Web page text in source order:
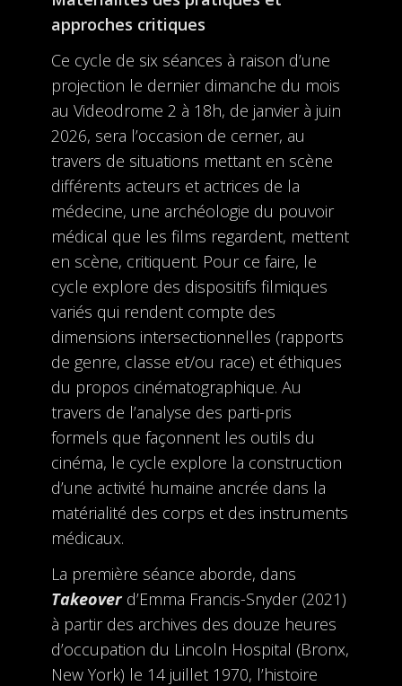
approches critiques
Ce cycle de six séances à raison d’une
projection le dernier dimanche du mois
au Videodrome 2 à 18h, de janvier à juin
2026, sera l’occasion de cerner, au
travers de situations mettant en scène
différents acteurs et actrices de la
médecine, une archéologie du pouvoir
médical que les films regardent, mettent
en scène, critiquent. Pour ce faire, le
cycle explore des dispositifs filmiques
variés qui rendent compte des
dimensions intersectionnelles (rapports
de genre, classe et/ou race) et éthiques
du propos cinématographique. Au
travers de l’analyse des parti-pris
formels que façonnent les outils du
cinéma, le cycle explore la construction
d’une activité humaine ancrée dans la
matérialité des corps et des instruments
médicaux.
La première séance aborde, dans
Takeoverd’Emma Francis-Snyder (2021)
à partir des archives des douze heures
d’occupation du Lincoln Hospital (Bronx,
New York) le 14 juillet 1970, l’histoire